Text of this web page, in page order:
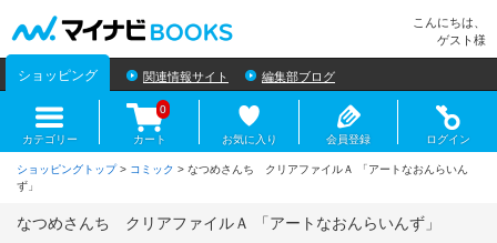
こんにちは、
ゲスト様
ショッピング 関連情報サイト 編集部ブログ
カテゴリー カート
0
お気に入り 会員登録 ログイン
ショッピングトップ> コミック > なつめさんち クリアファイルＡ 「アートなおんらいん
ず」
なつめさんち クリアファイルＡ 「アートなおんらいんず」